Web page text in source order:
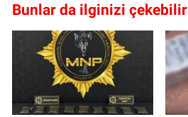
Bunlar da ilginizi çekebilir